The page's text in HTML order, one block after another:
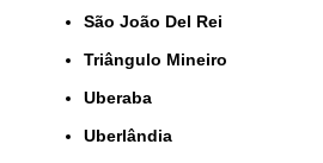
São João Del Rei
Triângulo Mineiro
Uberaba
Uberlândia